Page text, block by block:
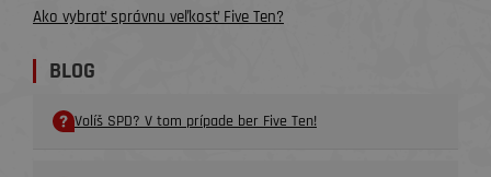
Ako vybrať správnu veľkosť Five Ten?
BLOG
Volíš SPD? V tom prípade ber Five Ten!